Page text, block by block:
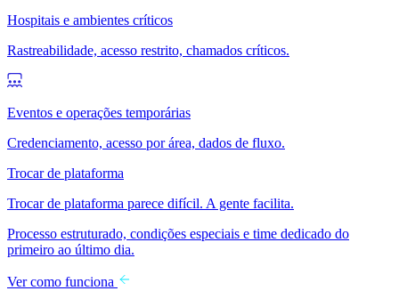
Hospitais e ambientes críticos
Rastreabilidade, acesso restrito, chamados críticos.
Eventos e operações temporárias
Credenciamento, acesso por área, dados de fluxo.
Trocar de plataforma
Trocar de plataforma parece difícil. A gente facilita.
Processo estruturado, condições especiais e time dedicado do
primeiro ao último dia.
Ver como funciona